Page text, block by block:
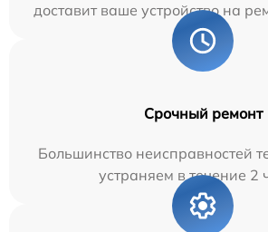
доставит ваше устройство на
Срочный ремонт
Большинство неисправностей
устраняем в течение 2